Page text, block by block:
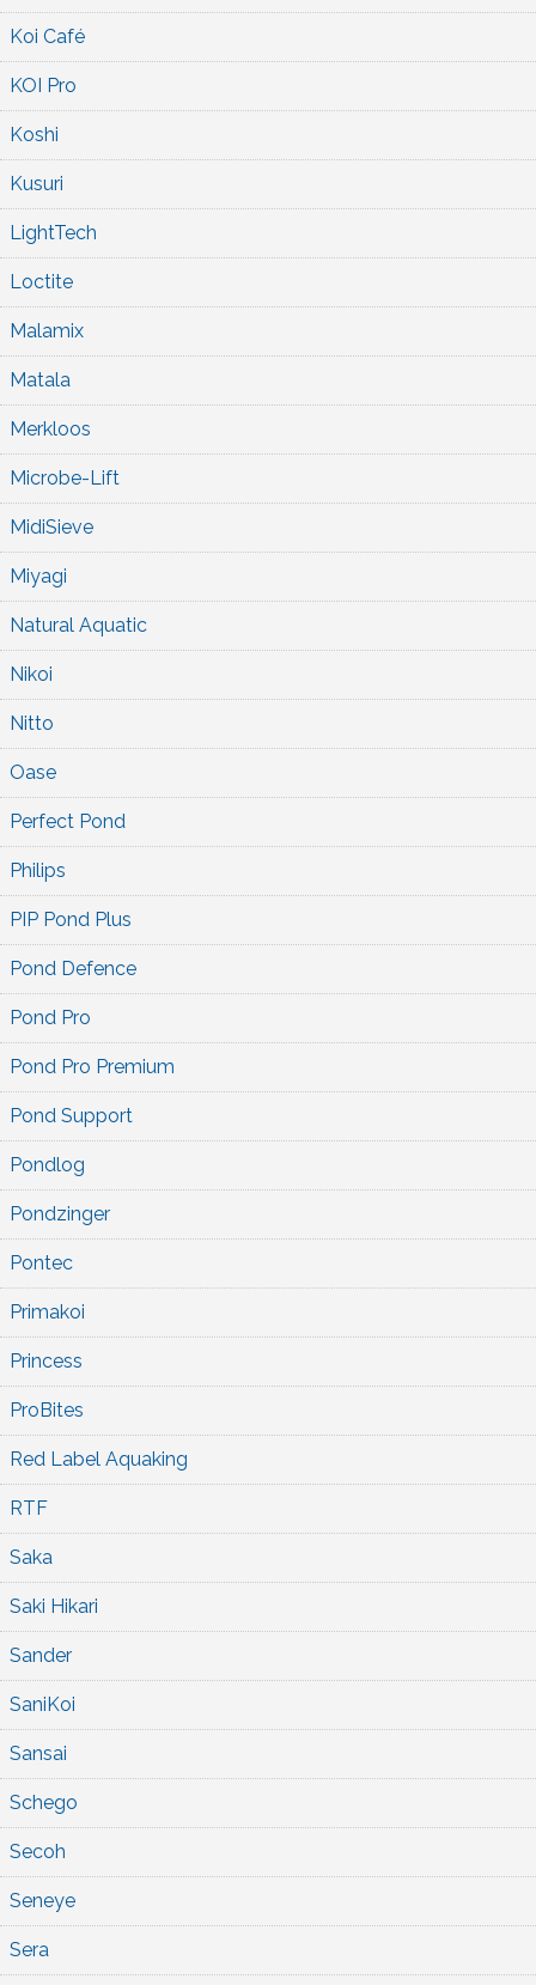
Koi Café
KOI Pro
Koshi
Kusuri
LightTech
Loctite
Malamix
Matala
Merkloos
Microbe-Lift
MidiSieve
Miyagi
Natural Aquatic
Nikoi
Nitto
Oase
Perfect Pond
Philips
PIP Pond Plus
Pond Defence
Pond Pro
Pond Pro Premium
Pond Support
Pondlog
Pondzinger
Pontec
Primakoi
Princess
ProBites
Red Label Aquaking
RTF
Saka
Saki Hikari
Sander
SaniKoi
Sansai
Schego
Secoh
Seneye
Sera